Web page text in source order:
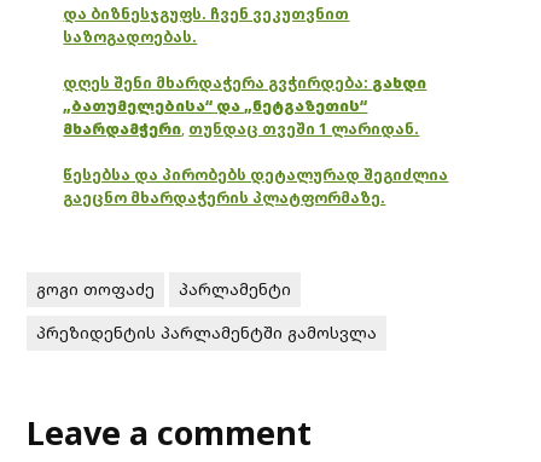
და ბიზნესჯგუფს. ჩვენ ვეკუთვნით
საზოგადოებას.
დღეს შენი მხარდაჭერა გვჭირდება: გახდი
„ბათუმელებისა“ და „ნეტგაზეთის“
მხარდამჭერი, თუნდაც თვეში 1 ლარიდან.
წესებსა და პირობებს დეტალურად შეგიძლია
გაეცნო მხარდაჭერის პლატფორმაზე.
გოგი თოფაძე
პარლამენტი
პრეზიდენტის პარლამენტში გამოსვლა
Leave a comment